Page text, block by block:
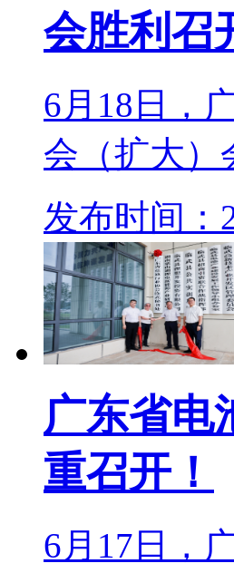
会胜利召
6月18日，
会（扩大）
发布时间：
广东省电
重召开！
6月17日，